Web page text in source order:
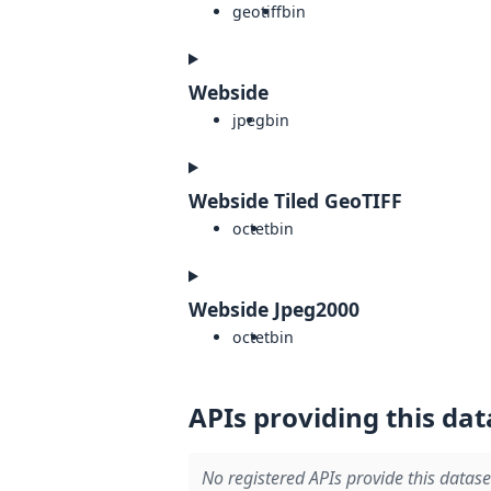
geotiffbin
Webside
jpegbin
Webside Tiled GeoTIFF
octetbin
Webside Jpeg2000
octetbin
APIs providing this
No registered APIs provide this